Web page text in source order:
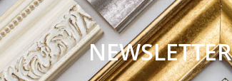
NEWSLETTER